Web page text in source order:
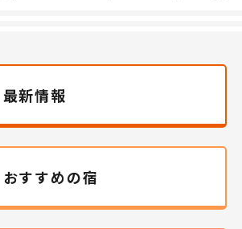
最新情報
おすすめの宿